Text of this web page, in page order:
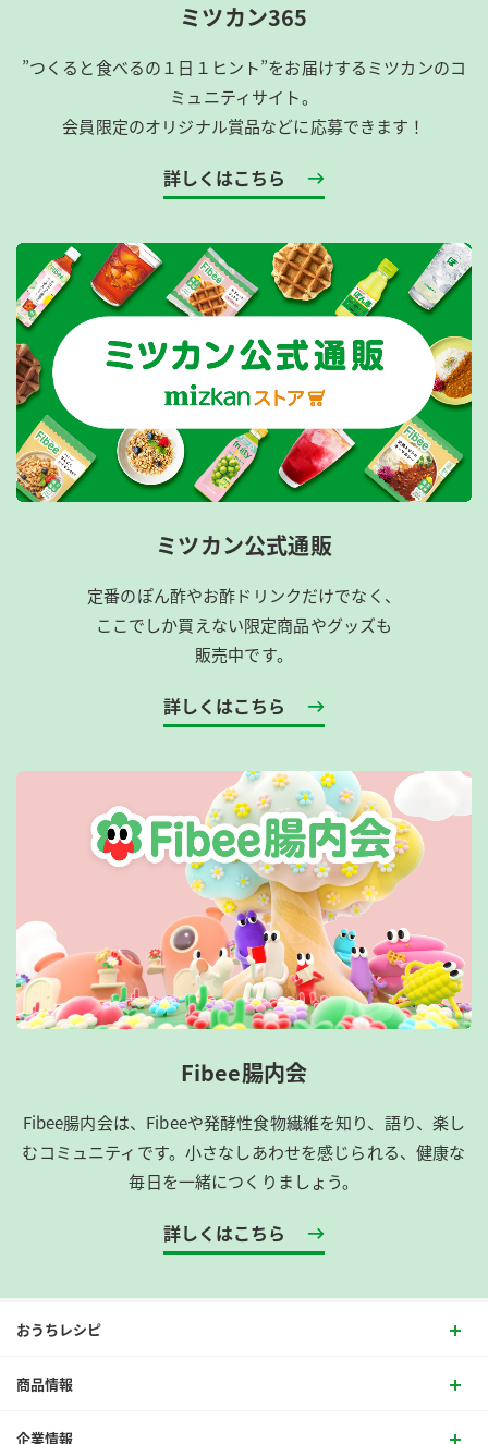
ミツカン365
”つくると食べるの１日１ヒント”をお届けするミツカンのコ
ミュニティサイト。
会員限定のオリジナル賞品などに応募できます！
詳しくはこちら
ミツカン公式通販
定番のぽん酢やお酢ドリンクだけでなく、
ここでしか買えない限定商品やグッズも
販売中です。
詳しくはこちら
Fibee腸内会
Fibee腸内会は、​Fibeeや発酵性食物繊維を知り、語り、楽し
むコミュニティです。​小さなしあわせを感じられる、健康な
毎日を一緒につくりましょう。
詳しくはこちら
おうちレシピ
商品情報
企業情報